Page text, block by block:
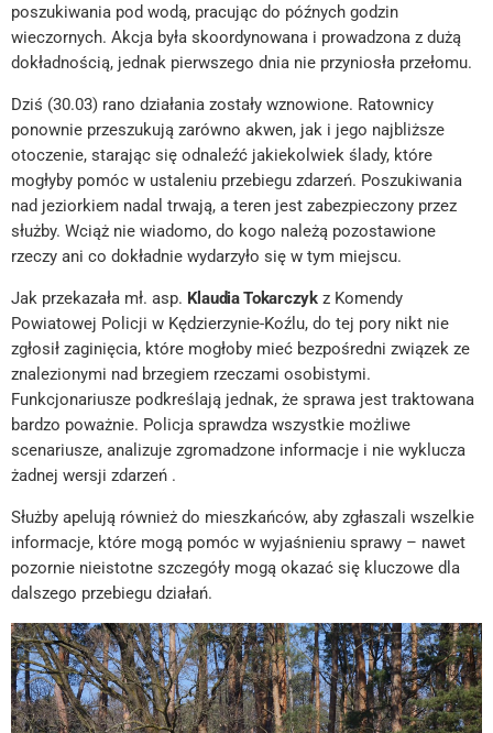
poszukiwania pod wodą, pracując do późnych godzin
wieczornych. Akcja była skoordynowana i prowadzona z dużą
dokładnością, jednak pierwszego dnia nie przyniosła przełomu.
Dziś (30.03) rano działania zostały wznowione. Ratownicy
ponownie przeszukują zarówno akwen, jak i jego najbliższe
otoczenie, starając się odnaleźć jakiekolwiek ślady, które
mogłyby pomóc w ustaleniu przebiegu zdarzeń. Poszukiwania
nad jeziorkiem nadal trwają, a teren jest zabezpieczony przez
służby. Wciąż nie wiadomo, do kogo należą pozostawione
rzeczy ani co dokładnie wydarzyło się w tym miejscu.
Jak przekazała mł. asp. Klaudia Tokarczykz Komendy
Powiatowej Policji w Kędzierzynie-Koźlu, do tej pory nikt nie
zgłosił zaginięcia, które mogłoby mieć bezpośredni związek ze
znalezionymi nad brzegiem rzeczami osobistymi.
Funkcjonariusze podkreślają jednak, że sprawa jest traktowana
bardzo poważnie. Policja sprawdza wszystkie możliwe
scenariusze, analizuje zgromadzone informacje i nie wyklucza
żadnej wersji zdarzeń .
Służby apelują również do mieszkańców, aby zgłaszali wszelkie
informacje, które mogą pomóc w wyjaśnieniu sprawy – nawet
pozornie nieistotne szczegóły mogą okazać się kluczowe dla
dalszego przebiegu działań.